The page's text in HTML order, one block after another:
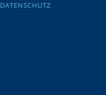
DATENSCHUTZ